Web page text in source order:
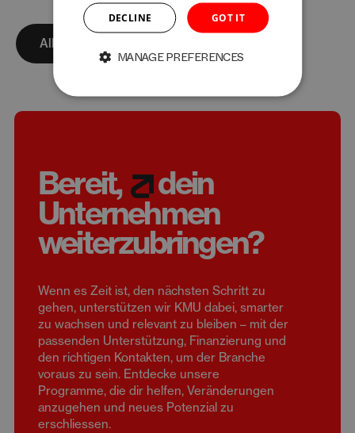
Alle ansehen
Bereit, dein
Unternehmen
weiterzubringen?
Wenn es Zeit ist, den nächsten Schritt zu
gehen, unterstützen wir KMU dabei, smarter
zu wachsen und relevant zu bleiben – mit der
passenden Unterstützung, Finanzierung und
den richtigen Kontakten, um der Branche
voraus zu sein. Entdecke unsere
Programme, die dir helfen, Veränderungen
anzugehen und neues Potenzial zu
erschliessen.
GOT IT
DECLINE
MANAGE PREFERENCES